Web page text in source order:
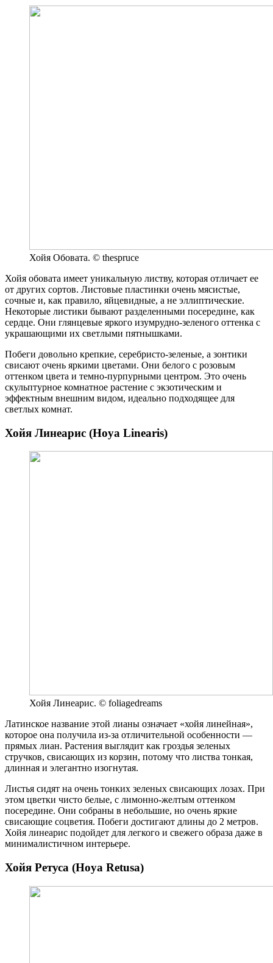
Хойя Обовата. © thespruce
Хойя обовата имеет уникальную листву, которая отличает ее
от других сортов. Листовые пластинки очень мясистые,
сочные и, как правило, яйцевидные, а не эллиптические.
Некоторые листики бывают разделенными посередине, как
сердце. Они глянцевые яркого изумрудно-зеленого оттенка с
украшающими их светлыми пятнышками.
Побеги довольно крепкие, серебристо-зеленые, а зонтики
свисают очень яркими цветами. Они белого с розовым
оттенком цвета и темно-пурпурными центром. Это очень
скульптурное комнатное растение с экзотическим и
эффектным внешним видом, идеально подходящее для
светлых комнат.
Хойя Линеарис (Hoya Linearis)
Хойя Линеарис. © foliagedreams
Латинское название этой лианы означает «хойя линейная»,
которое она получила из-за отличительной особенности —
прямых лиан. Растения выглядит как гроздья зеленых
стручков, свисающих из корзин, потому что листва тонкая,
длинная и элегантно изогнутая.
Листья сидят на очень тонких зеленых свисающих лозах. При
этом цветки чисто белые, с лимонно-желтым оттенком
посередине. Они собраны в небольшие, но очень яркие
свисающие соцветия. Побеги достигают длины до 2 метров.
Хойя линеарис подойдет для легкого и свежего образа даже в
минималистичном интерьере.
Хойя Ретуса (Hoya Retusa)